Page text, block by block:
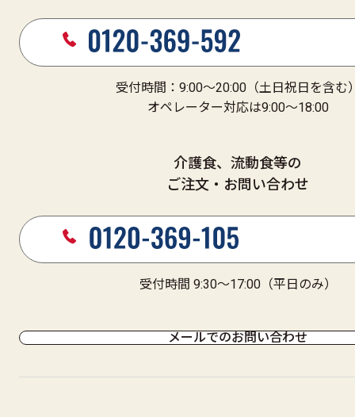
受付時間：9:00～20:00（土日祝日を含む
オペレーター対応は9:00～18:00
介護食、流動食等の
ご注文・お問い合わせ
受付時間 9:30～17:00（平日のみ）
メールでのお問い合わせ